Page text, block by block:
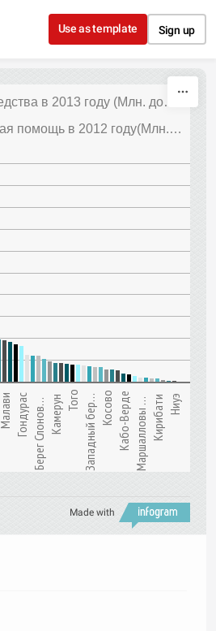
Skip to content
Use as template Sign up
Заявленные средства в 2013 году (Млн. долл. США)
Запланированная помощь в 2012 году(Млн. долл. США)
Малави ГондурасБерег Слонов… Камерун Того Западный бер… Косово Кабо-ВердеМаршалловы …Кирибати Ниуэ
Made with